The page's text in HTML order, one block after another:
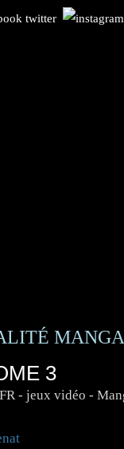
3
- jeux vidéo -